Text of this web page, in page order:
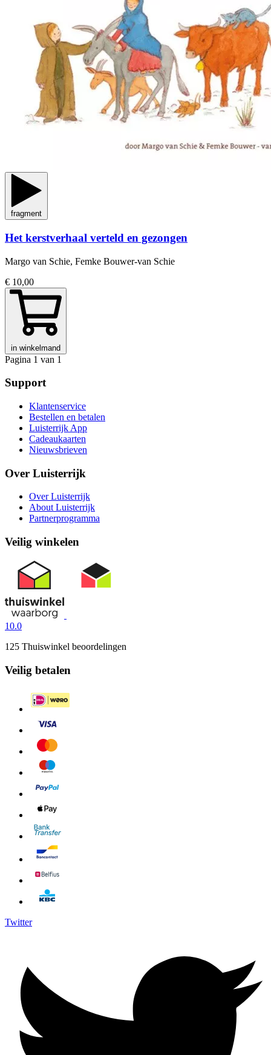
fragment
Het kerstverhaal verteld en gezongen
Margo van Schie, Femke Bouwer-van Schie
€ 10,00
in winkelmand
Pagina 1 van 1
Support
Klantenservice
Bestellen en betalen
Luisterrijk App
Cadeaukaarten
Nieuwsbrieven
Over Luisterrijk
Over Luisterrijk
About Luisterrijk
Partnerprogramma
Veilig winkelen
10.0
125 Thuiswinkel beoordelingen
Veilig betalen
Twitter